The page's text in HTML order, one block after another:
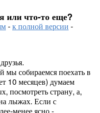
или что-то еще?
-к полной версии -
собираемся поехать в
10 месяцев) думаем
посмотреть страну, а,
лыжах. Если с